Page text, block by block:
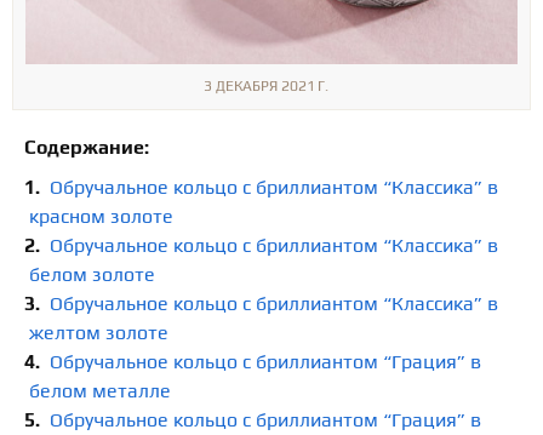
3 ДЕКАБРЯ 2021 Г.
Содержание:
Обручальное кольцо с бриллиантом “Классика” в
красном золоте
Обручальное кольцо с бриллиантом “Классика” в
белом золоте
Обручальное кольцо с бриллиантом “Классика” в
желтом золоте
Обручальное кольцо с бриллиантом “Грация” в
белом металле
Обручальное кольцо с бриллиантом “Грация” в